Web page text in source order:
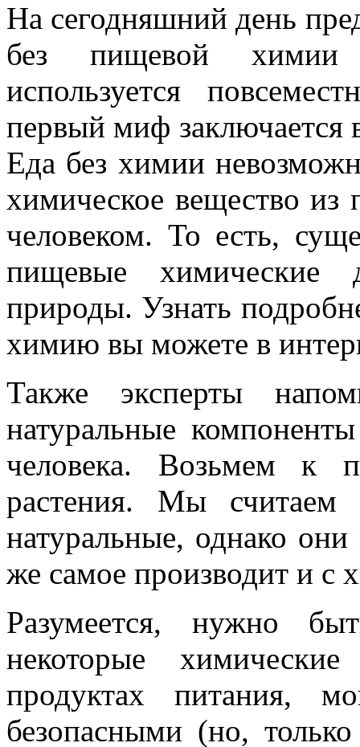
На сегодняшний день
без пищевой химии
используется
первый миф заключается
Еда без химии
химическое вещество
человеком. То есть,
пищевые химические
природы. Узнать
химию вы можете в
Также эксперты
натуральные
человека. Возьмем к
растения. Мы
натуральные, однако
же самое производит и с
Разумеется, нужно
некоторые
продуктах питания,
безопасными (но,